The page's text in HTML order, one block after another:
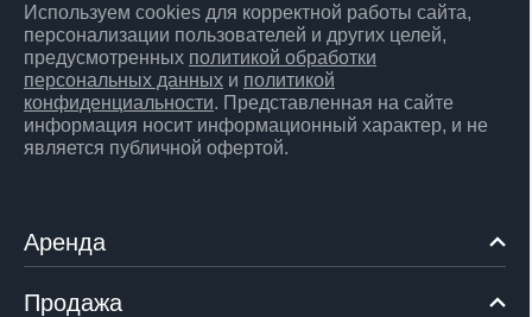
Используем cookies для корректной работы сайта,
персонализации пользователей и других целей,
предусмотренных политикой обработки
персональных данных и политикой
конфиденциальности. Представленная на сайте
информация носит информационный характер, и не
является публичной офертой.
Аренда
Продажа